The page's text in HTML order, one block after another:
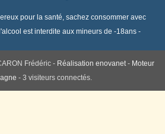
pour la santé, sachez consommer avec
est interdite aux mineurs de -18ans -
Frédéric - Réalisation enovanet- Moteur
- 3 visiteurs connectés.